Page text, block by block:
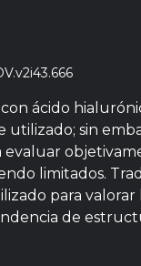
ácido
sin
limitados.
para valorar
de